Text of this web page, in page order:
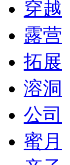
穿越
露营
拓展
溶洞
公司
蜜月